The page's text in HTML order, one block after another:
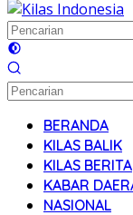
BERANDA
KILAS BALIK
KILAS BERITA
KABAR
NASIONAL